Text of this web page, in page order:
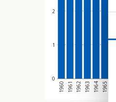
0
1
2
1960 1961 1962 1963 1964 1965